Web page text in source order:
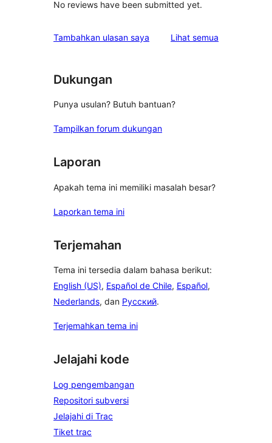
No reviews have been submitted yet.
Tambahkan ulasan saya Lihat semua
Dukungan
Punya usulan? Butuh bantuan?
Tampilkan forum dukungan
Laporan
Apakah tema ini memiliki masalah besar?
Laporkan tema ini
Terjemahan
Tema ini tersedia dalam bahasa berikut:
English (US), Español de Chile, Español,
Nederlands, dan Русский.
Terjemahkan tema ini
Jelajahi kode
Log pengembangan
Repositori subversi
Jelajahi di Trac
Tiket trac